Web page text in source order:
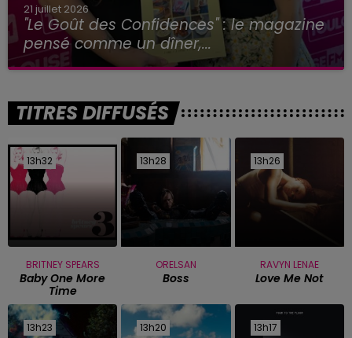
21 juillet 2026
"Le Goût des Confidences" : le magazine
pensé comme un dîner,...
TITRES DIFFUSÉS
13h32
13h32
BRITNEY SPEARS
Baby One More
Time
13h28
13h28
ORELSAN
Boss
13h26
13h26
RAVYN LENAE
Love Me Not
13h23
13h23 13h20
13h20 13h17
13h17